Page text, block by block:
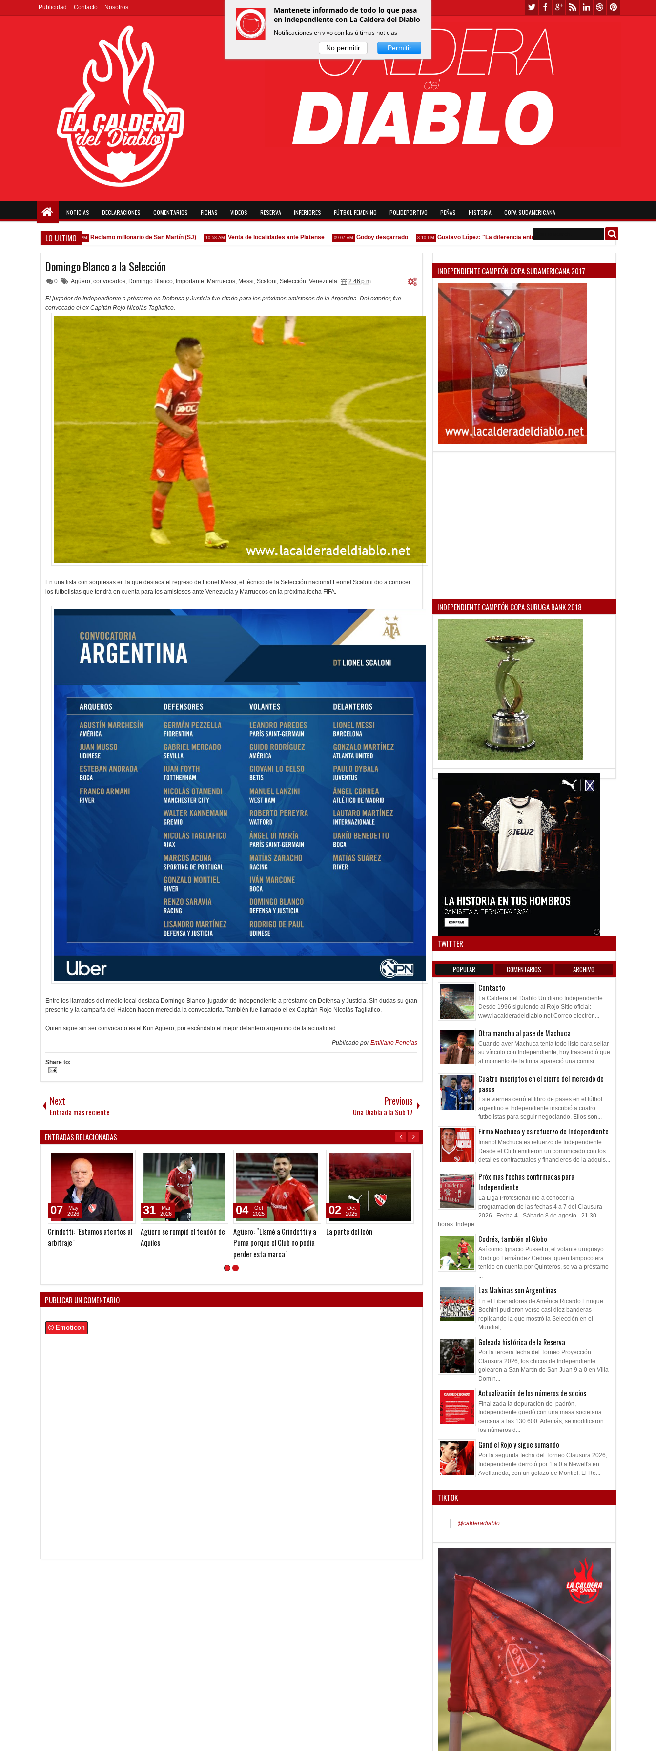
Publicidad Contacto Nosotros
NOTICIAS DECLARACIONES COMENTARIOS FICHAS VIDEOS RESERVA INFERIORES FÚTBOL FEMENINO POLIDEPORTIVO PEÑAS HISTORIA COPA SUDAMERICANA
LO ULTIMO
1:52 PM Reclamo millonario de San Martín (SJ) 10:58 AM Venta de localidades ante Platense 09:07 AM Godoy desgarrado 8:10 PM Gustavo López: "La diferencia entre Vélez e Independiente está en las Inferiores"
Domingo Blanco a la Selección
0 Agüero, convocados, Domingo Blanco, Importante, Marruecos, Messi, Scaloni, Selección, Venezuela 2:46 p.m.
El jugador de Independiente a préstamo en Defensa y Justicia fue citado para los próximos amistosos de la Argentina. Del exterior, fue
convocado el ex Capitán Rojo Nicolás Tagliafico.
En una lista con sorpresas en la que destaca el regreso de Lionel Messi, el técnico de la Selección nacional Leonel Scaloni dio a conocer
los futbolistas que tendrá en cuenta para los amistosos ante Venezuela y Marruecos en la próxima fecha FIFA.
Entre los llamados del medio local destaca Domingo Blanco jugador de Independiente a préstamo en Defensa y Justicia. Sin dudas su gran
presente y la campaña del Halcón hacen merecida la convocatoria. También fue llamado el ex Capitán Rojo Nicolás Tagliafico.
Quien sigue sin ser convocado es el Kun Agüero, por escándalo el mejor delantero argentino de la actualidad.
Publicado porEmiliano Penelas
Share to:
Next
Entrada más reciente
Previous
Una Diabla a la Sub 17
ENTRADAS RELACIONADAS
Grindetti: "Estamos atentos al
arbitraje"
07
May
2026
Agüero se rompió el tendón de
Aquiles
31
Mar
2026
Agüero: “Llamé a Grindetti y a
Puma porque el Club no podía
perder esta marca"
04
Oct
2025
La parte del león
02
Oct
2025
Puma lanzó una nueva
camiseta retro
Oct
en el Clásico de Avellaneda
01
Apr
2025
PUBLICAR UN COMENTARIO
Emoticon
INDEPENDIENTE CAMPEÓN COPA SUDAMERICANA 2017
INDEPENDIENTE CAMPEÓN COPA SURUGA BANK 2018
TWITTER
POPULAR COMENTARIOS ARCHIVO
Contacto
La Caldera del Diablo Un diario Independiente
Desde 1996 siguiendo al Rojo Sitio oficial:
www.lacalderadeldiablo.net Correo electrón...
Otra mancha al pase de Machuca
Cuando ayer Machuca tenía todo listo para sellar
su vínculo con Independiente, hoy trascendió que
al momento de la firma apareció una comisi...
Cuatro inscriptos en el cierre del mercado de
pases
Este viernes cerró el libro de pases en el fútbol
argentino e Independiente inscribió a cuatro
futbolistas para seguir negociando. Ellos son...
Firmó Machuca y es refuerzo de Independiente
Imanol Machuca es refuerzo de Independiente.
Desde el Club emitieron un comunicado con los
detalles contractuales y financieros de la adquis...
Próximas fechas confirmadas para
Independiente
La Liga Profesional dio a conocer la
programacion de las fechas 4 a 7 del Clausura
2026. Fecha 4 - Sábado 8 de agosto - 21.30
horas Indepe...
Cedrés, también al Globo
Así como Ignacio Pussetto, el volante uruguayo
Rodrigo Fernández Cedres, quien tampoco era
tenido en cuenta por Quinteros, se va a préstamo
...
Las Malvinas son Argentinas
En el Libertadores de América Ricardo Enrique
Bochini pudieron verse casi diez banderas
replicando la que mostró la Selección en el
Mundial,...
Goleada histórica de la Reserva
Por la tercera fecha del Torneo Proyección
Clausura 2026, los chicos de Independiente
golearon a San Martín de San Juan 9 a 0 en Villa
Domín...
Actualización de los números de socios
Finalizada la depuración del padrón,
Independiente quedó con una masa societaria
cercana a las 130.600. Además, se modificaron
los números d...
Ganó el Rojo y sigue sumando
Por la segunda fecha del Torneo Clausura 2026,
Independiente derrotó por 1 a 0 a Newell's en
Avellaneda, con un golazo de Montiel. El Ro...
TIKTOK
@calderadiablo
Mantenete informado de todo lo que pasa
en Independiente con La Caldera del Diablo
Notificaciones en vivo con las últimas noticias
No permitir Permitir